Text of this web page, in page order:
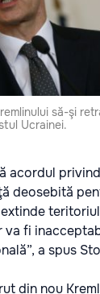
să-şi
Ucrainei.
acordul
deosebită
fi
a spus
din nou